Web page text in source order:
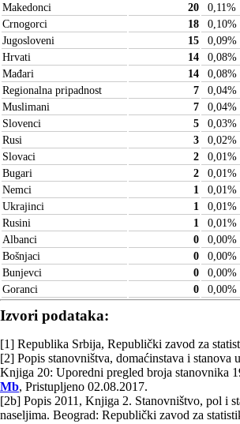
Makedonci
20 0,11 %
Crnogorci
18 0,10%
Jugosloveni
15 0,09%
Hrvati
14 0,08%
Mađari
14 0,08%
Regionalna pripadnost
7 0,04%
Muslimani
7 0,04%
Slovenci
5 0,03%
Rusi
3 0,02%
Slovaci
2 0,01 %
Bugari
2 0,01 %
Nemci
1 0,01 %
Ukrajinci
1 0,01 %
Rusini
1 0,01 %
Albanci
0 0,00%
Bošnjaci
0 0,00%
Bunjevci
0 0,00%
Goranci
0 0,00%
Izvori podataka:
[1] Republika Srbija, Republički zavod za
[2] Popis stanovništva, domaćinstava i stanova
Knjiga 20: Uporedni pregled broja stanovnika
Mb, Pristupljeno 02.08.2017.
[2b] Popis 2011, Knjiga 2. Stanovništvo, pol i
naseljima. Beograd: Republički zavod za